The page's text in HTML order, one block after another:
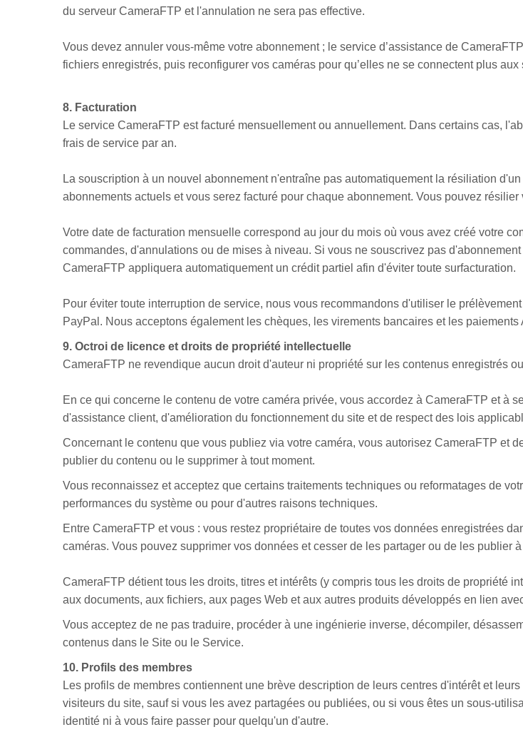
du serveur CameraFTP et l'annulation ne sera pas effective.
Vous devez annuler vous-même votre abonnement ; le service d’assistance de
fichiers enregistrés, puis reconfigurer vos caméras pour qu’elles ne se connectent plus aux
8. Facturation
Le service CameraFTP est facturé mensuellement ou annuellement. Dans certains cas,
frais de service par an.
La souscription à un nouvel abonnement n'entraîne pas automatiquement la résiliation
abonnements actuels et vous serez facturé pour chaque abonnement. Vous pouvez
Votre date de facturation mensuelle correspond au jour du mois où vous avez créé votre
commandes, d'annulations ou de mises à niveau. Si vous ne souscrivez pas
CameraFTP appliquera automatiquement un crédit partiel afin d'éviter toute surfacturation.
Pour éviter toute interruption de service, nous vous recommandons d'utiliser le
PayPal. Nous acceptons également les chèques, les virements bancaires et les
9. Octroi de licence et droits de propriété intellectuelle
CameraFTP ne revendique aucun droit d'auteur ni propriété sur les contenus enregistrés
En ce qui concerne le contenu de votre caméra privée, vous accordez à CameraFTP et à
d'assistance client, d'amélioration du fonctionnement du site et de respect des lois
Concernant le contenu que vous publiez via votre caméra, vous autorisez CameraFTP et
publier du contenu ou le supprimer à tout moment.
Vous reconnaissez et acceptez que certains traitements techniques ou reformatages de
performances du système ou pour d'autres raisons techniques.
Entre CameraFTP et vous : vous restez propriétaire de toutes vos données enregistrées
caméras. Vous pouvez supprimer vos données et cesser de les partager ou de les publier
CameraFTP détient tous les droits, titres et intérêts (y compris tous les droits de propriété
aux documents, aux fichiers, aux pages Web et aux autres produits développés en lien
Vous acceptez de ne pas traduire, procéder à une ingénierie inverse, décompiler,
contenus dans le Site ou le Service.
10. Profils des membres
Les profils de membres contiennent une brève description de leurs centres d'intérêt et
visiteurs du site, sauf si vous les avez partagées ou publiées, ou si vous êtes un sous-
identité ni à vous faire passer pour quelqu'un d'autre.